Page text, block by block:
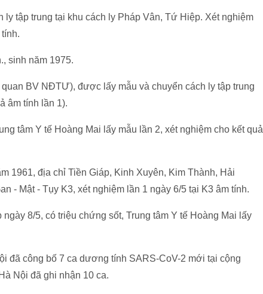
tập trung tại khu cách ly Pháp Vân, Tứ Hiệp. Xét nghiệm
sinh năm 1975.
BV NĐTƯ), được lấy mẫu và chuyển cách ly tập trung
âm tính lần 1).
tâm Y tế Hoàng Mai lấy mẫu lần 2, xét nghiệm cho kết quả
1961, địa chỉ Tiền Giáp, Kinh Xuyên, Kim Thành, Hải
- Mật - Tụy K3, xét nghiệm lần 1 ngày 6/5 tại K3 âm tính.
8/5, có triệu chứng sốt, Trung tâm Y tế Hoàng Mai lấy
đã công bố 7 ca dương tính SARS-CoV-2 mới tại cộng
Nội đã ghi nhận 10 ca.